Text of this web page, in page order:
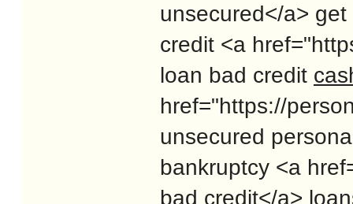
unsecured</a>
credit <a
loan bad credit
href="https://
unsecured
bankruptcy <a
bad credit</a>